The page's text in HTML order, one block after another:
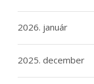
2026. január
2025. december